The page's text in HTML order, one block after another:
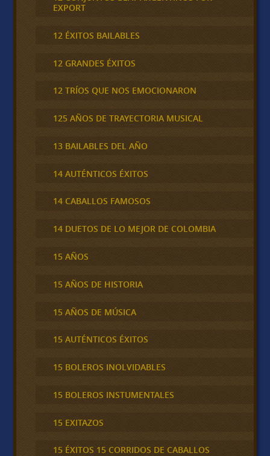
EXPORT
12 ÉXITOS BAILABLES
12 GRANDES ÉXITOS
12 TRÍOS QUE NOS EMOCIONARON
125 AÑOS DE TRAYECTORIA MUSICAL
13 BAILABLES DEL AÑO
14 AUTÉNTICOS ÉXITOS
14 CABALLOS FAMOSOS
14 DUETOS DE LO MEJOR DE COLOMBIA
15 AÑOS
15 AÑOS DE HISTORIA
15 AÑOS DE MÚSICA
15 AUTÉNTICOS ÉXITOS
15 BOLEROS INOLVIDABLES
15 BOLEROS INSTUMENTALES
15 EXITAZOS
15 ÉXITOS 15 CORRIDOS DE CABALLOS